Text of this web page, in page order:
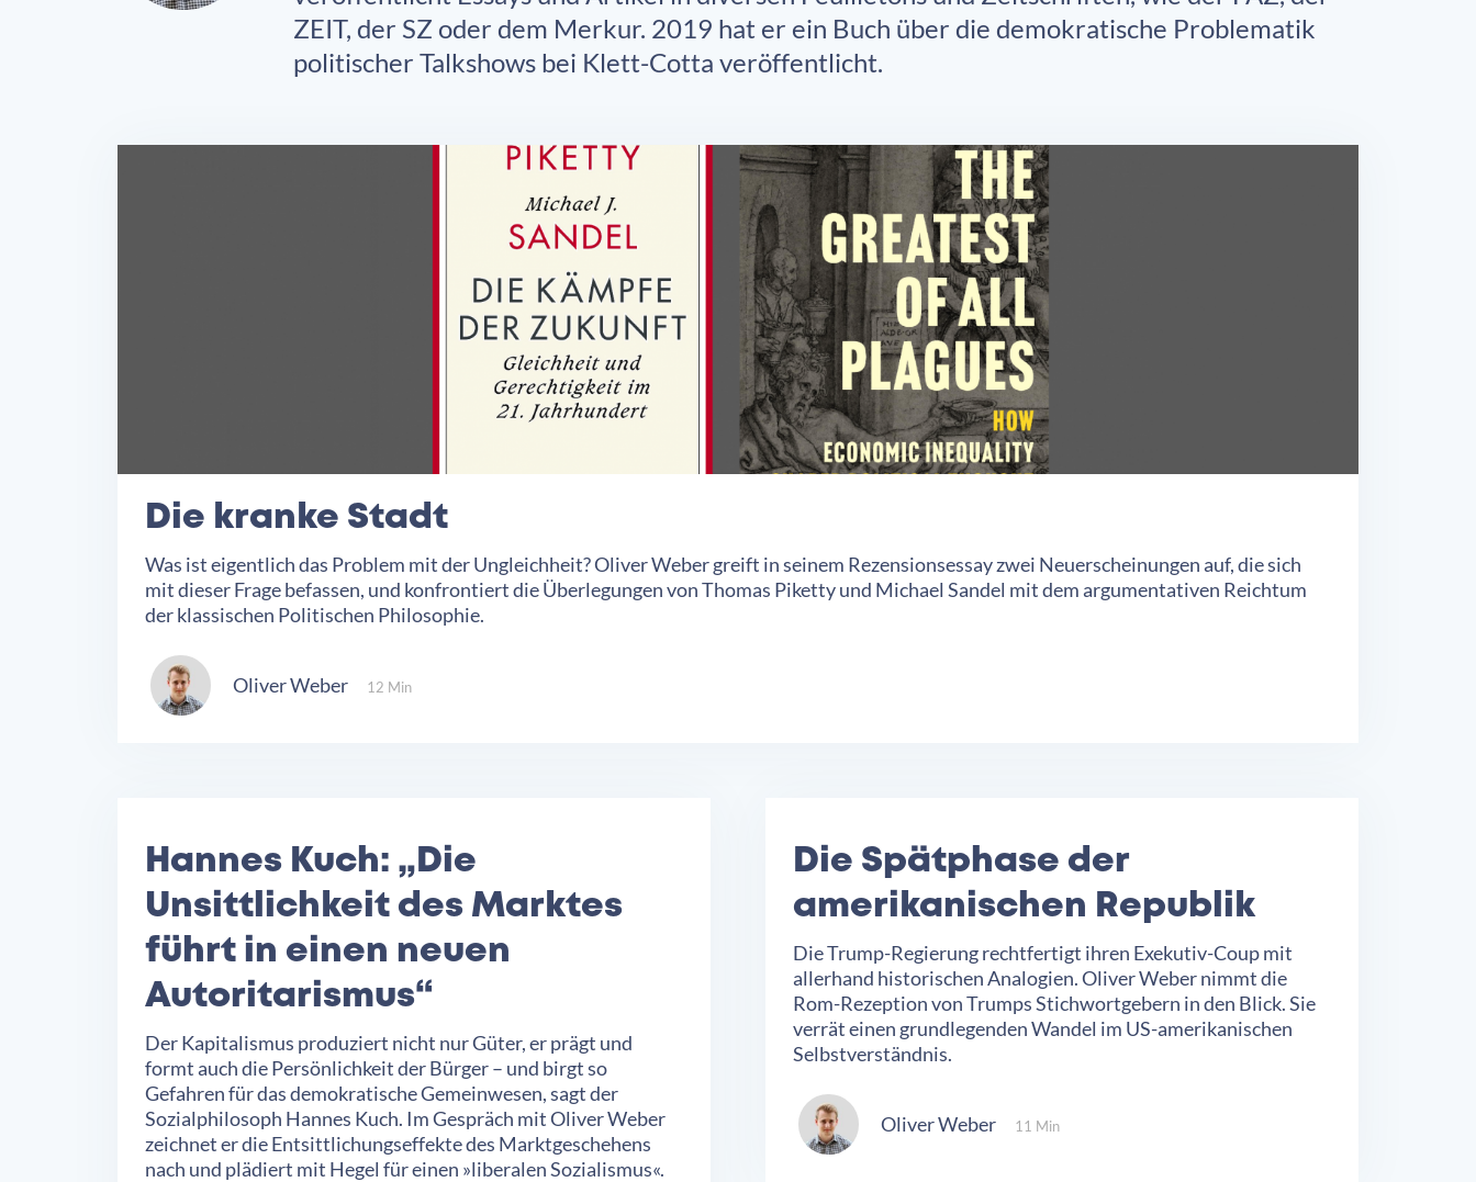
ZEIT, der SZ oder dem Merkur. 2019 hat er ein Buch über die demokratische Problematik
politischer Talkshows bei Klett-Cotta veröffentlicht.
Die kranke Stadt
Was ist eigentlich das Problem mit der Ungleichheit? Oliver Weber greift in seinem Rezensionsessay zwei Neuerscheinungen auf, die sich
mit dieser Frage befassen, und konfrontiert die Überlegungen von Thomas Piketty und Michael Sandel mit dem argumentativen Reichtum
der klassischen Politischen Philosophie.
Oliver Weber 12 Min
Hannes Kuch: „Die
Unsittlichkeit des Marktes
führt in einen neuen
Autoritarismus“
Der Kapitalismus produziert nicht nur Güter, er prägt und
formt auch die Persönlichkeit der Bürger – und birgt so
Gefahren für das demokratische Gemeinwesen, sagt der
Sozialphilosoph Hannes Kuch. Im Gespräch mit Oliver Weber
zeichnet er die Entsittlichungseffekte des Marktgeschehens
nach und plädiert mit Hegel für einen »liberalen Sozialismus«.
Die Spätphase der
amerikanischen Republik
Die Trump-Regierung rechtfertigt ihren Exekutiv-Coup mit
allerhand historischen Analogien. Oliver Weber nimmt die
Rom-Rezeption von Trumps Stichwortgebern in den Blick. Sie
verrät einen grundlegenden Wandel im US-amerikanischen
Selbstverständnis.
Oliver Weber 11 Min